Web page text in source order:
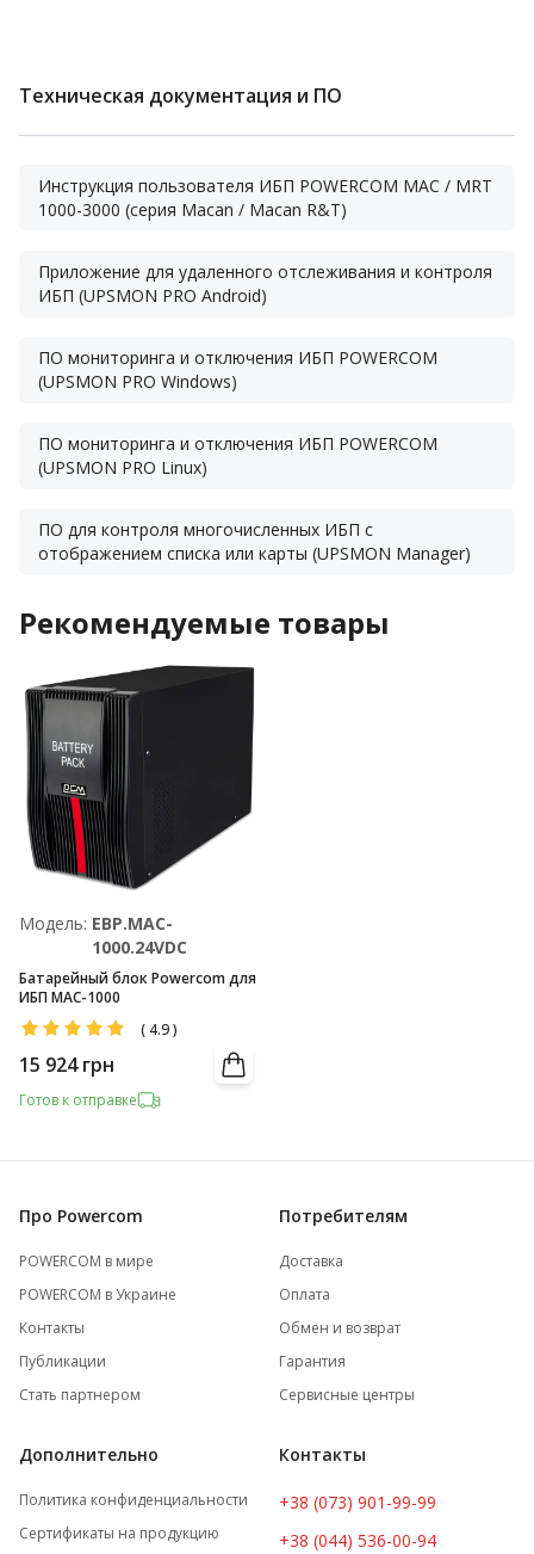
Техническая документация и ПО
Инструкция пользователя ИБП POWERCOM MAC / MRT
1000-3000 (серия Macan / Macan R&T)
Приложение для удаленного отслеживания и контроля
ИБП (UPSMON PRO Android)
ПО мониторинга и отключения ИБП POWERCOM
(UPSMON PRO Windows)
ПО мониторинга и отключения ИБП POWERCOM
(UPSMON PRO Linux)
ПО для контроля многочисленных ИБП с
отображением списка или карты (UPSMON Manager)
Рекомендуемые товары
Модель: EBP.MAC-
1000.24VDC
Батарейный блок Powercom для
ИБП MAC-1000
( 4.9)
15 924 грн
Готов к отправке
Про Powercom
POWERCOM в мире
POWERCOM в Украине
Контакты
Публикации
Стать партнером
Потребителям
Доставка
Оплата
Обмен и возврат
Гарантия
Сервисные центры
Дополнительно
Политика конфиденциальности
Сертификаты на продукцию
Контакты
+38 (073) 901-99-99
+38 (044) 536-00-94